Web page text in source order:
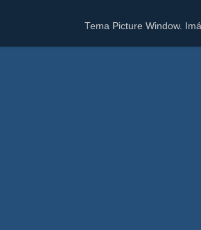
Tema Picture Window.